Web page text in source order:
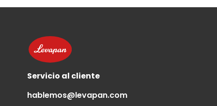
Servicio al cliente
hablemos@levapan.com